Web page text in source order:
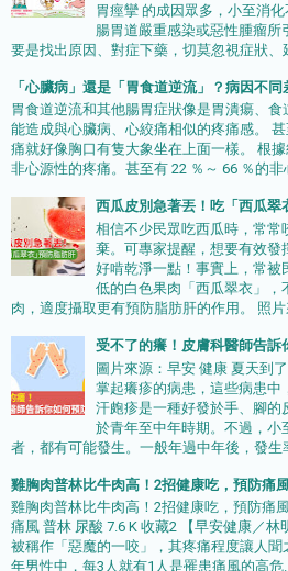
胃痙攣 的成因眾多，小至消
腸胃道嚴重感染或惡性腫瘤
要是找出原因、對症下藥，切莫忽視症狀、
「心臟病」還是「胃食道逆流」？病因不同
胃食道逆流和其他腸胃症狀像是胃潰瘍、
能造成與心臟病、心絞痛相似的疼痛感。
痛就好像胸口有隻大象坐在上面一樣。 根
非心源性的疼痛。甚至有 22 ％～ 66 ％的
西瓜皮別急著丟！吃「西瓜翠
相信不少民眾吃西瓜時，常
棄。可專家提醒，想要有效
好啃乾淨一點！事實上，常被
低的白色果肉「西瓜翠衣」
肉，適度攝取更有預防脂肪肝的作用。 照
受不了的癢！皮膚科醫師告訴
圖片來源：早安 健康 夏天到
掌起癢疹的病患，這些病患中
汗皰疹是一種好發於手、腳的
於青年至中年時期。不過，
者，都有可能發生。一般年過中年後，發生
雞胸肉普林比牛肉高！2招健康吃，預防痛
雞胸肉普林比牛肉高！2招健康吃，預防痛
痛風 普林 尿酸 7.6 K 收藏2 【早安健康／
被稱作「惡魔的一咬」，其疼痛程度讓人
年男性中，每3人就有1人是罹患痛風的高危